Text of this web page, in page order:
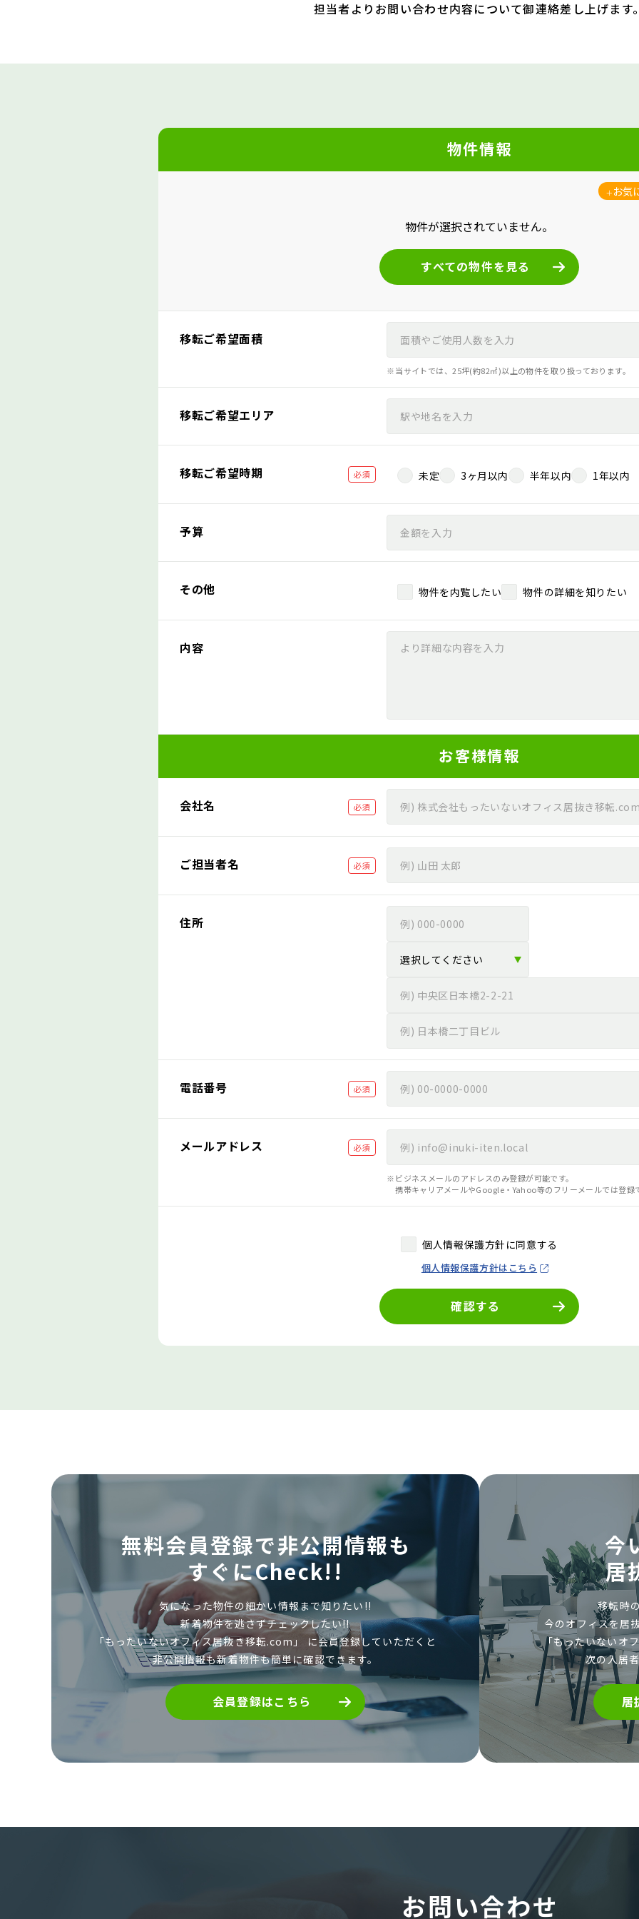
担当者よりお問い合わせ内容について御連絡差し上げます。
物件情報
お気
物件が選択されていません。
すべての物件を見る
移転ご希望面積
当サイトでは、25坪(約82㎡)以上の物件を取り扱っております。
移転ご希望エリア
移転ご希望時期 必須 未定 3ヶ月以内 半年以内 1年以内
予算
その他 物件を内覧したい 物件の詳細を知りたい
内容
お客様情報
会社名 必須
ご担当者名 必須
住所
電話番号 必須
メールアドレス 必須
ビジネスメールのアドレスのみ登録が可能です。
携帯キャリアメールやGoogle・Yahoo等のフリーメールでは登録
個人情報保護方針に同意する
個人情報保護方針はこちら
確認する
無料会員登録で非公開情報も
すぐにCheck!!
気になった物件の細かい情報まで知りたい!!
新着物件を逃さずチェックしたい!!
「もったいないオフィス居抜き移転.com」 に会員登録していただくと
非公開情報も新着物件も簡単に確認できます。
会員登録はこちら
今
居
移転時
今のオフィスを居
「もったいないオ
次の入居
居
お問い合わせ